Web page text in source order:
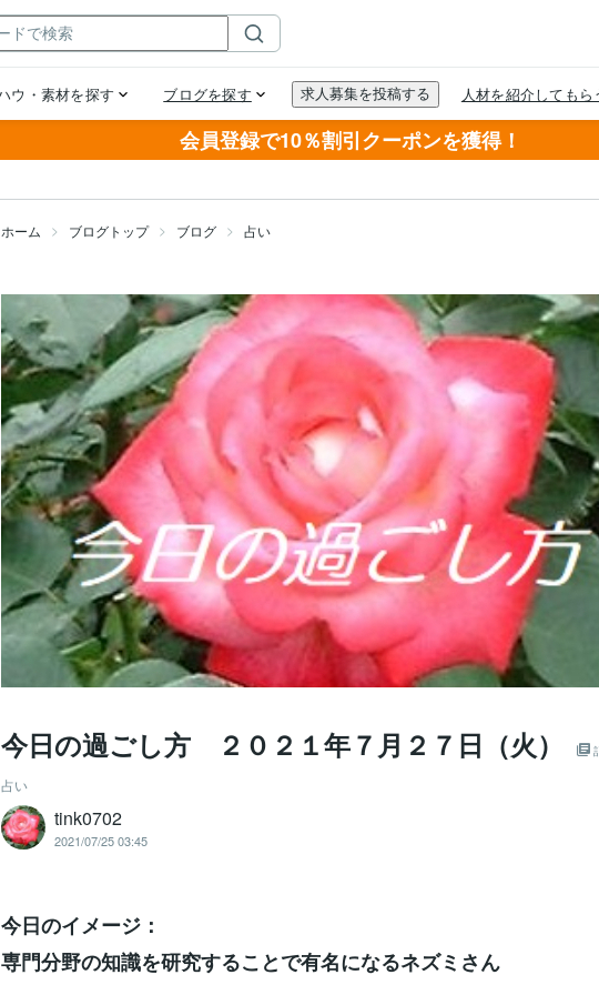
会員登録で10％割引クーポンを獲得！
ホーム ブログトップ ブログ 占い
今日の過ごし方 ２０２１年７月２７日（火）
占い
tink0702
2021/07/25 03:45
今日のイメージ：
専門分野の知識を研究することで有名になるネズミさん